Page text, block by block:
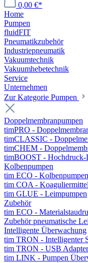
0,00 €*
Home
Pumpen
fluidFIT
Pneumatikzubehör
Industriepneumatik
Vakuumtechnik
Vakuumhebetechnik
Service
Unternehmen
Zur Kategorie Pumpen
Doppelmembranpumpen
timPRO -
timCLASSIC -
timCHEM -
timBOOST - Hochdruck-
Kolbenpumpen
tim ECO -
tim COA -
tim GLUE - Leimpumpen
Zubehör
tim ECO -
Zubehör pneumatische
Intelligente Überwachung
tim TRON - Intelligenter
tim TRON - USB Adapter
tim LINK - Pumpen